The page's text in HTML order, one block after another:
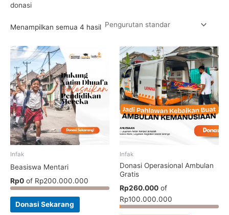
donasi
Menampilkan semua 4 hasil
Infak
Beasiswa Mentari
Rp0 of Rp200.000.000
Donasi Sekarang
Infak
Donasi Operasional Ambulan
Gratis
Rp260.000 of
Rp100.000.000